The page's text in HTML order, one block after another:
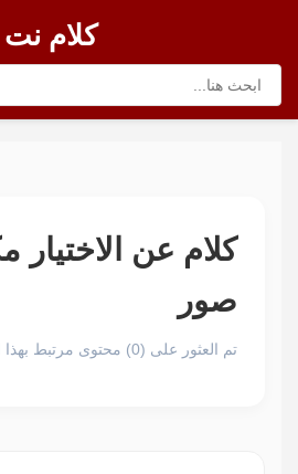
كلام نت
كلام عن
صور
تم العثور على (0) محتوى مرتبط بهذا الوسم.